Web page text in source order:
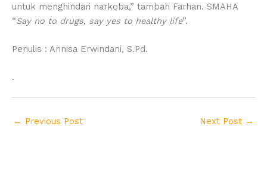
untuk menghindari narkoba,” tambah Farhan. SMAHA
“Say no to drugs, say yes to healthy life”.
Penulis : Annisa Erwindani, S.Pd.
.
← Previous Post Next Post →